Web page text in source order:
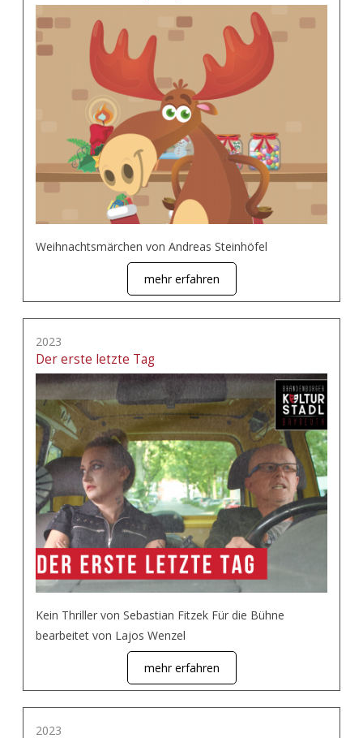
Weihnachtsmärchen von Andreas Steinhöfel
mehr erfahren
2023
Der erste letzte Tag
Kein Thriller von Sebastian Fitzek Für die Bühne
bearbeitet von Lajos Wenzel
mehr erfahren
2023